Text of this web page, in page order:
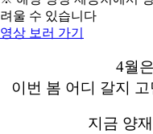
려울 수 있습니다
영상 보러 가기
4월
이번 봄 어디 갈지
지금 양